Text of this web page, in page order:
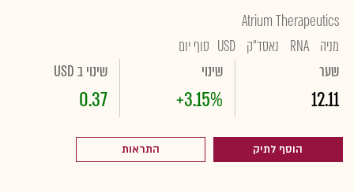
Atrium Therapeutics
מניה RNA נאסד"ק USD סוף יום
שער
12.11
שינוי
+3.15%
שינוי ב USD
0.37
הוסף לתיק התראות